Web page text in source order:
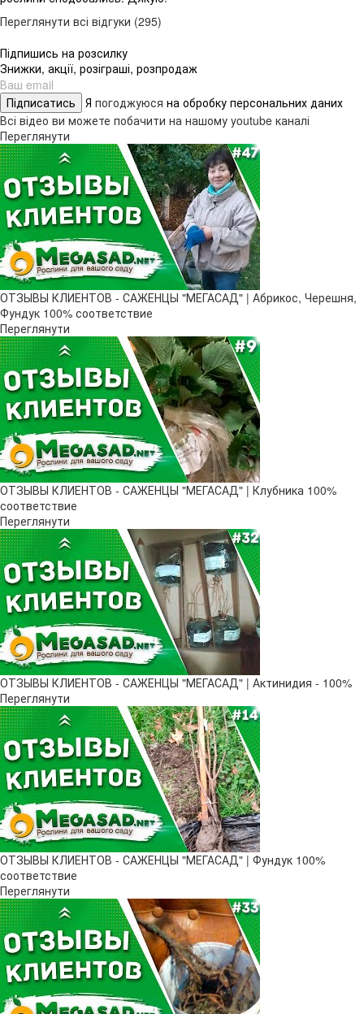
Переглянути всі відгуки (295)
Підпишись на розсилку
Знижки, акції, розіграші, розпродаж
Підписатись Я погоджуюся на обробку персональних даних
Всі відео ви можете побачити на нашому youtube каналі
Переглянути
ОТЗЫВЫ КЛИЕНТОВ - САЖЕНЦЫ "МЕГАСАД" | Абрикос, Черешня,
Фундук 100% соответствие
Переглянути
ОТЗЫВЫ КЛИЕНТОВ - САЖЕНЦЫ "МЕГАСАД" | Клубника 100%
соответствие
Переглянути
ОТЗЫВЫ КЛИЕНТОВ - САЖЕНЦЫ "МЕГАСАД" | Актинидия - 100%
Переглянути
ОТЗЫВЫ КЛИЕНТОВ - САЖЕНЦЫ "МЕГАСАД" | Фундук 100%
соответствие
Переглянути